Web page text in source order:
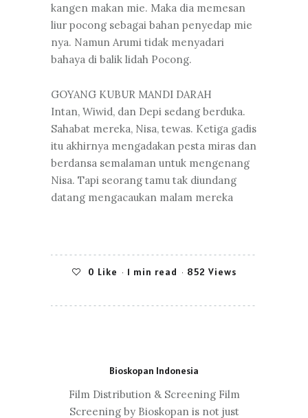
kangen makan mie. Maka dia memesan
liur pocong sebagai bahan penyedap mie
nya. Namun Arumi tidak menyadari
bahaya di balik lidah Pocong.
GOYANG KUBUR MANDI DARAH
Intan, Wiwid, dan Depi sedang berduka.
Sahabat mereka, Nisa, tewas. Ketiga gadis
itu akhirnya mengadakan pesta miras dan
berdansa semalaman untuk mengenang
Nisa. Tapi seorang tamu tak diundang
datang mengacaukan malam mereka
0 Like 1 min read 852 Views
Bioskopan Indonesia
Film Distribution & Screening Film
Screening by Bioskopan is not just